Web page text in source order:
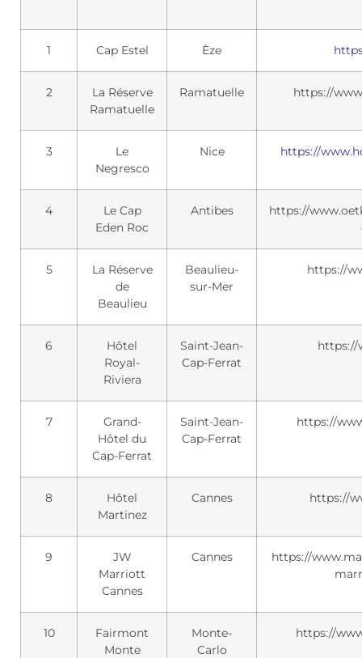
1 Cap Estel Èze
2
La Réserve
Ramatuelle
Ramatuelle https://
3
Le
Negresco
Nice https://
4
Le Cap
Eden Roc
Antibes
https://
5
La Réserve
de
Beaulieu
Beaulieu-
sur-Mer
https://
6
Hôtel
Royal-
Riviera
Saint-Jean-
Cap-Ferrat
https://
7
Grand-
Hôtel du
Cap-Ferrat
Saint-Jean-
Cap-Ferrat
https://
8
Hôtel
Martinez
Cannes https://
9
JW
Marriott
Cannes
Cannes
https://
10
Fairmont
Monte
Monte-
Carlo
https://